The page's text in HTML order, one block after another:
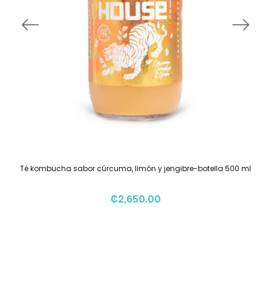
Té kombucha sabor cúrcuma, limón y jengibre-botella 500 ml
₡2,650.00